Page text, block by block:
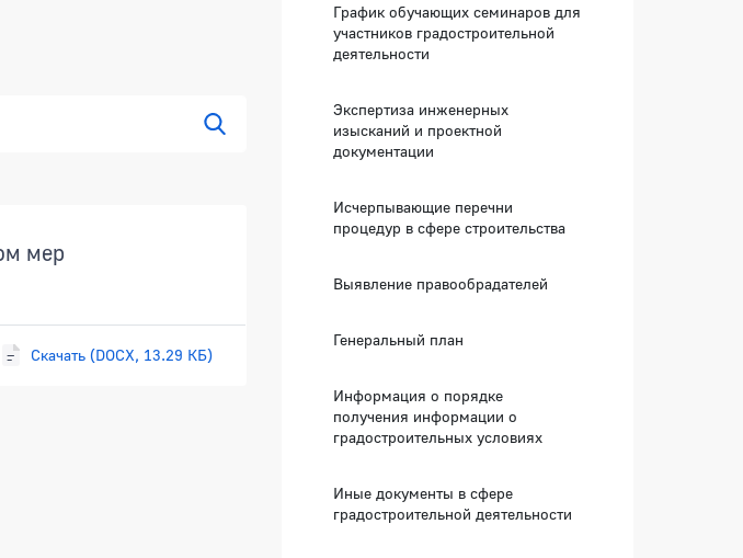
мер
Скачать (DOCX, 13.29 КБ)
График обучающих семинаров для
участников градостроительной
деятельности
Экспертиза инженерных
изысканий и проектной
документации
Исчерпывающие перечни
процедур в сфере строительства
Выявление правообрадателей
Генеральный план
Информация о порядке
получения информации о
градостроительных условиях
Иные документы в сфере
градостроительной деятельности